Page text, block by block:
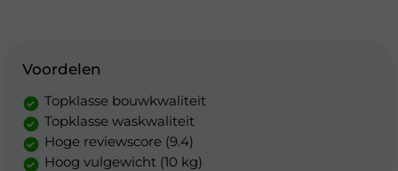
Voordelen
Topklasse bouwkwaliteit
Topklasse waskwaliteit
Hoge reviewscore (9.4)
Hoog vulgewicht (10 kg)